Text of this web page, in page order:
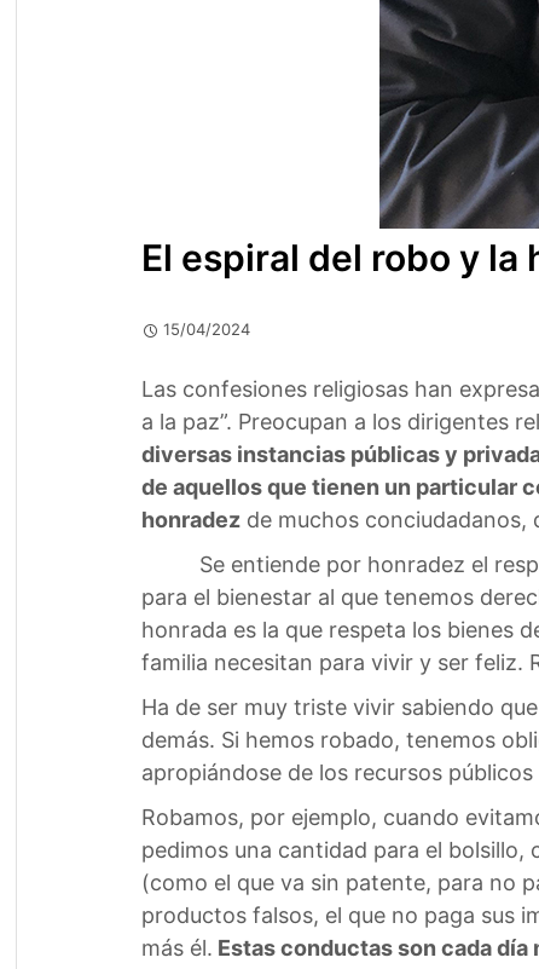
El espiral del robo y la
15/04/2024
Las confesiones religiosas han
a la paz”. Preocupan a los dirigentes
diversas instancias públicas y
de aquellos que tienen un particular
honradezde muchos conciudadanos,
Se entiende por honradez el
para el bienestar al que tenemos
honrada es la que respeta los bienes
familia necesitan para vivir y ser feliz.
Ha de ser muy triste vivir sabiendo
demás. Si hemos robado, tenemos
apropiándose de los recursos
Robamos, por ejemplo, cuando
pedimos una cantidad para el bolsillo,
(como el que va sin patente, para no
productos falsos, el que no paga sus
más él. Estas conductas son cada